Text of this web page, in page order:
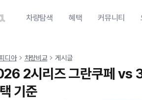
차량탐색 혜택 커뮤니티
디아 차량비교 게시글
2시리즈 그란쿠페 vs
기준